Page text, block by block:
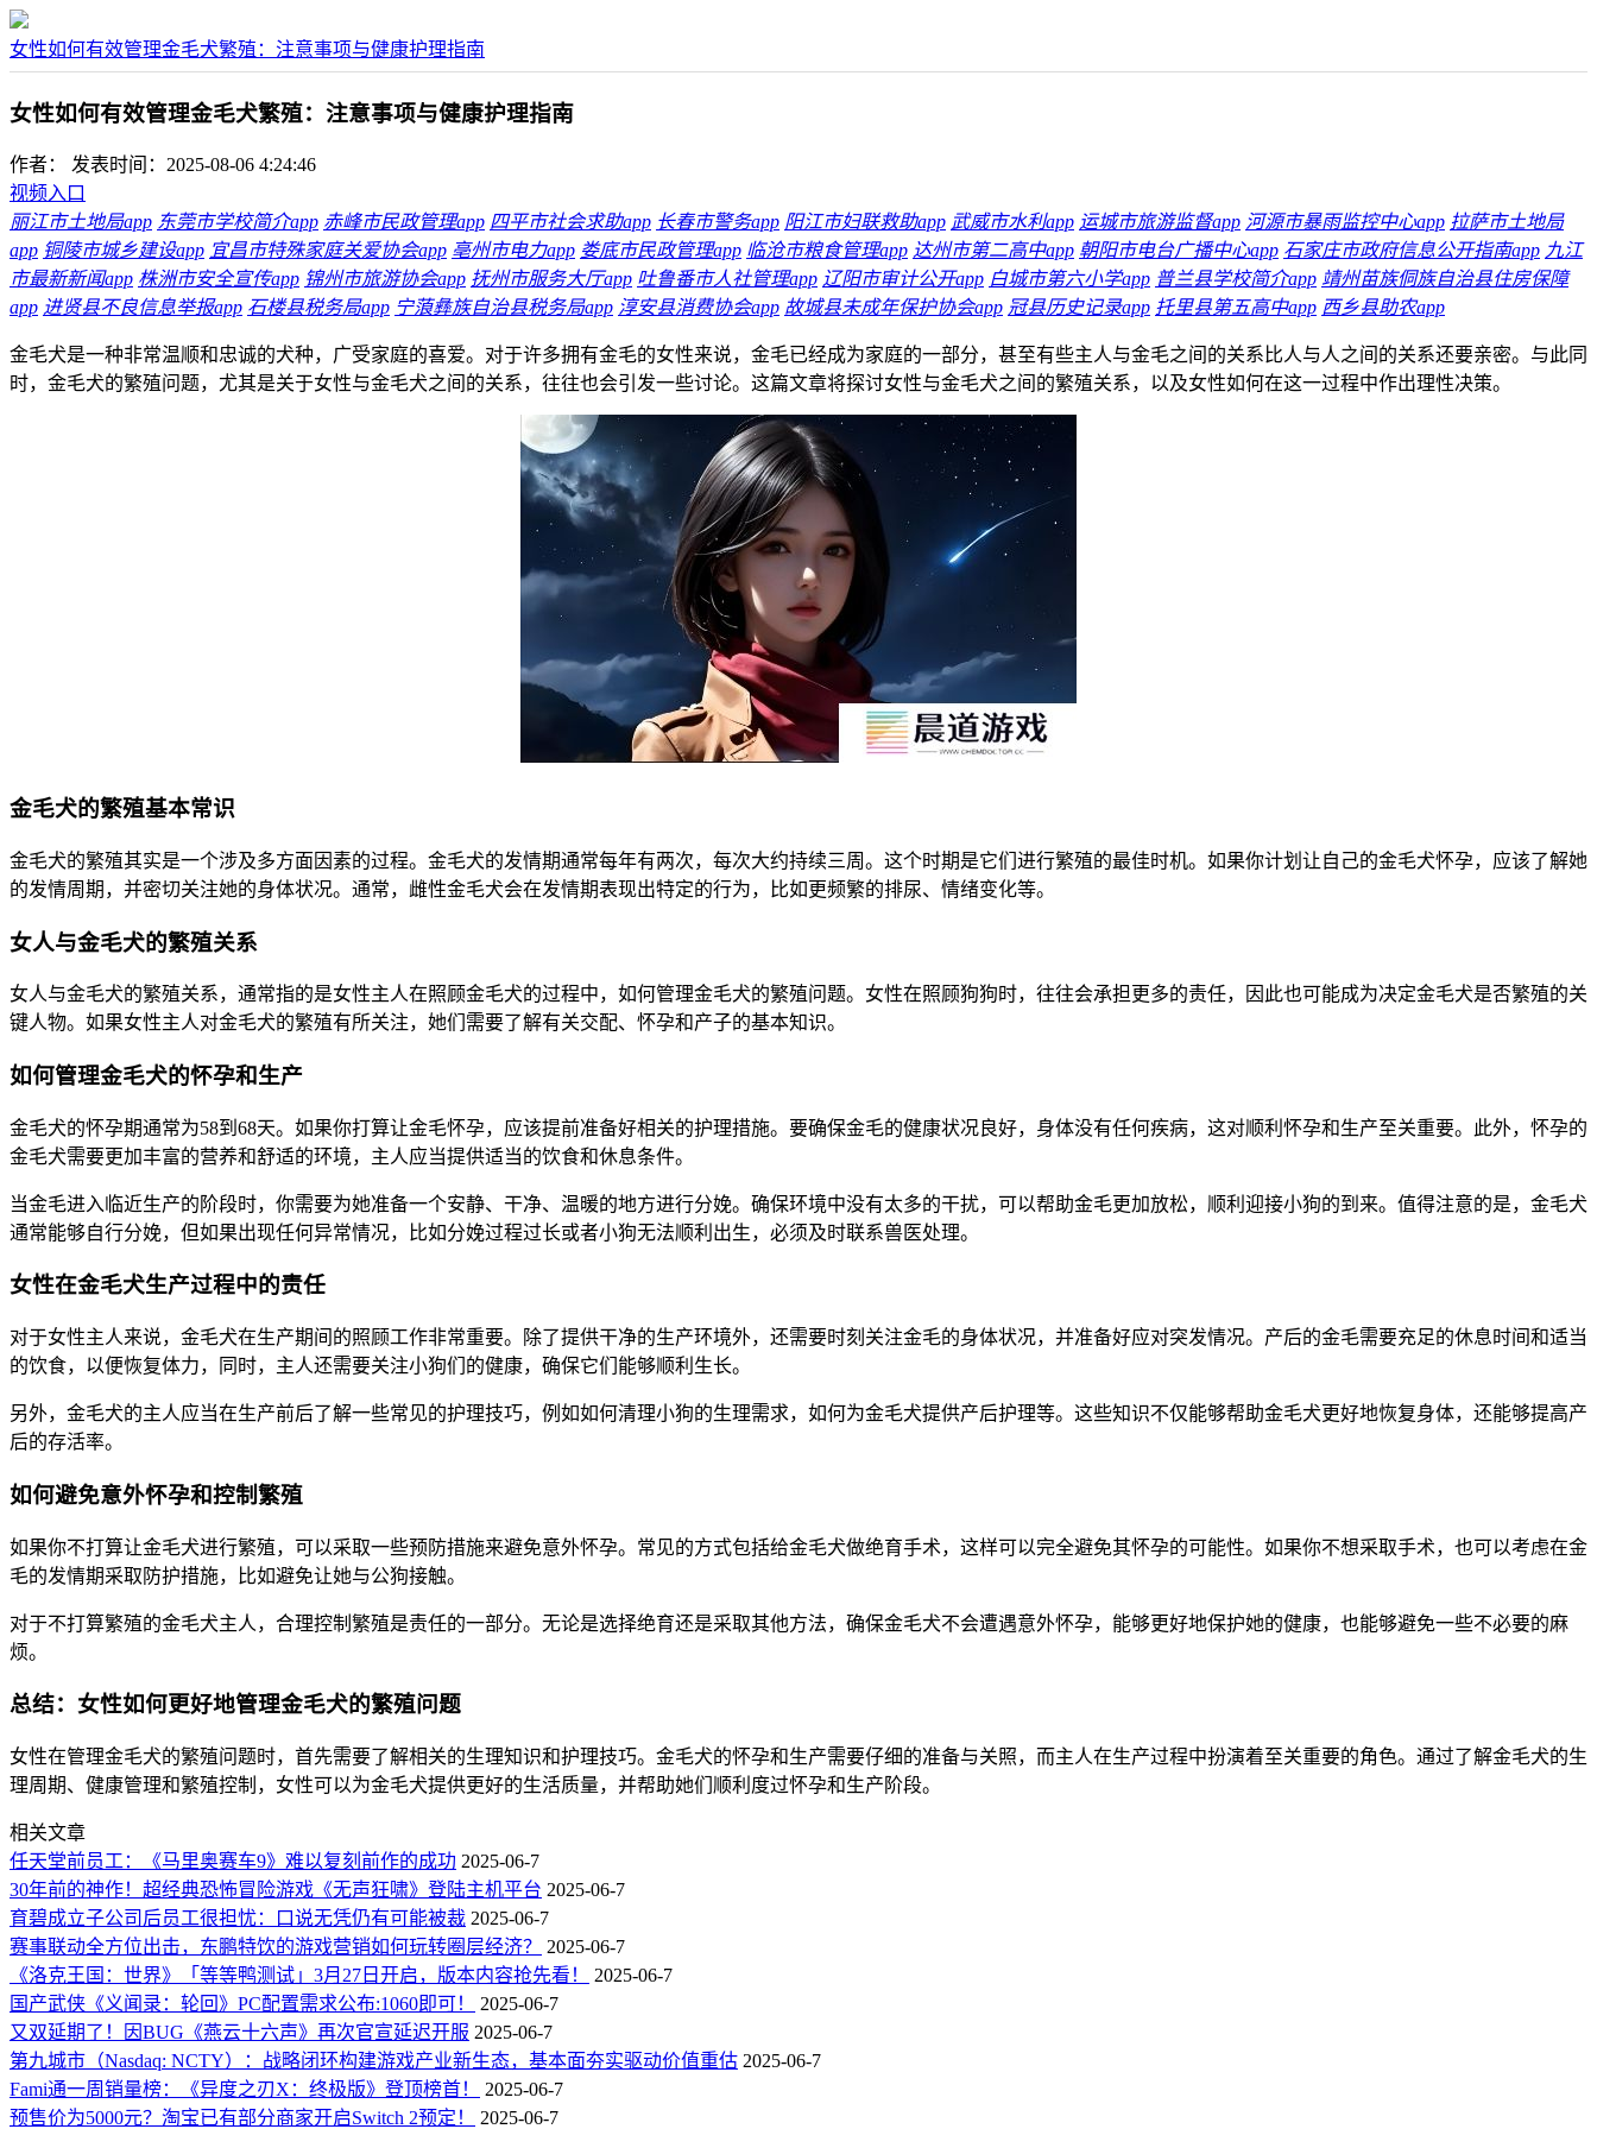
女性如何有效管理金毛犬繁殖：注意事项与健康护理指南
女性如何有效管理金毛犬繁殖：注意事项与健康护理指南
作者：
发表时间：2025-08-06 4:24:46
视频入口
丽江市土地局app 东莞市学校简介app 赤峰市民政管理app 四平市社会求助app 长春市警务app 阳江市妇联救助app 武威市水利app 运城市旅游监督app 河源市暴雨监控中心app 拉萨市土地局
app 铜陵市城乡建设app 宜昌市特殊家庭关爱协会app 亳州市电力app 娄底市民政管理app 临沧市粮食管理app 达州市第二高中app 朝阳市电台广播中心app 石家庄市政府信息公开指南app 九江
市最新新闻app 株洲市安全宣传app 锦州市旅游协会app 抚州市服务大厅app 吐鲁番市人社管理app 辽阳市审计公开app 白城市第六小学app 普兰县学校简介app 靖州苗族侗族自治县住房保障
app 进贤县不良信息举报app 石楼县税务局app 宁蒗彝族自治县税务局app 淳安县消费协会app 故城县未成年保护协会app 冠县历史记录app 托里县第五高中app 西乡县助农app
金毛犬是一种非常温顺和忠诚的犬种，广受家庭的喜爱。对于许多拥有金毛的女性来说，金毛已经成为家庭的一部分，甚至有些主人与金毛之间的关系比人与人之间的关系还要亲密。与此同
时，金毛犬的繁殖问题，尤其是关于女性与金毛犬之间的关系，往往也会引发一些讨论。这篇文章将探讨女性与金毛犬之间的繁殖关系，以及女性如何在这一过程中作出理性决策。
金毛犬的繁殖基本常识
金毛犬的繁殖其实是一个涉及多方面因素的过程。金毛犬的发情期通常每年有两次，每次大约持续三周。这个时期是它们进行繁殖的最佳时机。如果你计划让自己的金毛犬怀孕，应该了解她
的发情周期，并密切关注她的身体状况。通常，雌性金毛犬会在发情期表现出特定的行为，比如更频繁的排尿、情绪变化等。
女人与金毛犬的繁殖关系
女人与金毛犬的繁殖关系，通常指的是女性主人在照顾金毛犬的过程中，如何管理金毛犬的繁殖问题。女性在照顾狗狗时，往往会承担更多的责任，因此也可能成为决定金毛犬是否繁殖的关
键人物。如果女性主人对金毛犬的繁殖有所关注，她们需要了解有关交配、怀孕和产子的基本知识。
如何管理金毛犬的怀孕和生产
金毛犬的怀孕期通常为58到68天。如果你打算让金毛怀孕，应该提前准备好相关的护理措施。要确保金毛的健康状况良好，身体没有任何疾病，这对顺利怀孕和生产至关重要。此外，怀孕的
金毛犬需要更加丰富的营养和舒适的环境，主人应当提供适当的饮食和休息条件。
当金毛进入临近生产的阶段时，你需要为她准备一个安静、干净、温暖的地方进行分娩。确保环境中没有太多的干扰，可以帮助金毛更加放松，顺利迎接小狗的到来。值得注意的是，金毛犬
通常能够自行分娩，但如果出现任何异常情况，比如分娩过程过长或者小狗无法顺利出生，必须及时联系兽医处理。
女性在金毛犬生产过程中的责任
对于女性主人来说，金毛犬在生产期间的照顾工作非常重要。除了提供干净的生产环境外，还需要时刻关注金毛的身体状况，并准备好应对突发情况。产后的金毛需要充足的休息时间和适当
的饮食，以便恢复体力，同时，主人还需要关注小狗们的健康，确保它们能够顺利生长。
另外，金毛犬的主人应当在生产前后了解一些常见的护理技巧，例如如何清理小狗的生理需求，如何为金毛犬提供产后护理等。这些知识不仅能够帮助金毛犬更好地恢复身体，还能够提高产
后的存活率。
如何避免意外怀孕和控制繁殖
如果你不打算让金毛犬进行繁殖，可以采取一些预防措施来避免意外怀孕。常见的方式包括给金毛犬做绝育手术，这样可以完全避免其怀孕的可能性。如果你不想采取手术，也可以考虑在金
毛的发情期采取防护措施，比如避免让她与公狗接触。
对于不打算繁殖的金毛犬主人，合理控制繁殖是责任的一部分。无论是选择绝育还是采取其他方法，确保金毛犬不会遭遇意外怀孕，能够更好地保护她的健康，也能够避免一些不必要的麻
烦。
总结：女性如何更好地管理金毛犬的繁殖问题
女性在管理金毛犬的繁殖问题时，首先需要了解相关的生理知识和护理技巧。金毛犬的怀孕和生产需要仔细的准备与关照，而主人在生产过程中扮演着至关重要的角色。通过了解金毛犬的生
理周期、健康管理和繁殖控制，女性可以为金毛犬提供更好的生活质量，并帮助她们顺利度过怀孕和生产阶段。
相关文章
任天堂前员工：《马里奥赛车9》难以复刻前作的成功 2025-06-7
30年前的神作！超经典恐怖冒险游戏《无声狂啸》登陆主机平台 2025-06-7
育碧成立子公司后员工很担忧：口说无凭仍有可能被裁 2025-06-7
赛事联动全方位出击，东鹏特饮的游戏营销如何玩转圈层经济？
2025-06-7
《洛克王国：世界》「等等鸭测试」3月27日开启，版本内容抢先看！
2025-06-7
国产武侠《义闻录：轮回》PC配置需求公布:1060即可！
2025-06-7
又双延期了！因BUG《燕云十六声》再次官宣延迟开服 2025-06-7
第九城市（Nasdaq: NCTY）：战略闭环构建游戏产业新生态，基本面夯实驱动价值重估 2025-06-7
Fami通一周销量榜：《异度之刃X：终极版》登顶榜首！
2025-06-7
预售价为5000元？淘宝已有部分商家开启Switch 2预定！
2025-06-7